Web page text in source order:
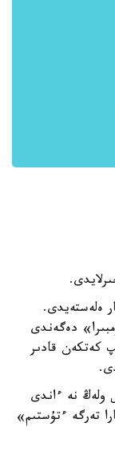
ەلەستەيدى.
دەگەندى
كەتكەن قادىر
ولەڭ نە ءاندى
تەرگە ءتۇستىم»